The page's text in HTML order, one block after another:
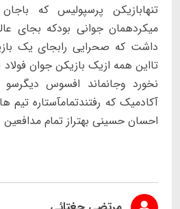
تنهابازیکن پرسپولیس که
میکردهمان جوانی بودکه بجای
داشت که صحرایی رابجای یک
تااین همه ازیک بازیکن جوان
نخورد وجانماند افسوس دیگرسو
آکادمیک که رفتندتمامآستاره تیم
احسان حسینی بهتراز تمام